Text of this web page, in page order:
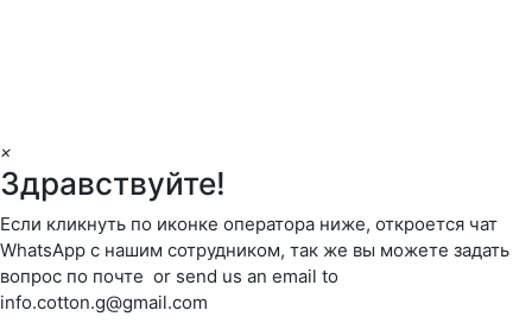
×
Здравствуйте!
Если кликнуть по иконке оператора ниже, откроется чат
WhatsApp с нашим сотрудником, так же вы можете задать
вопрос по почте or send us an email to
info.cotton.g@gmail.com